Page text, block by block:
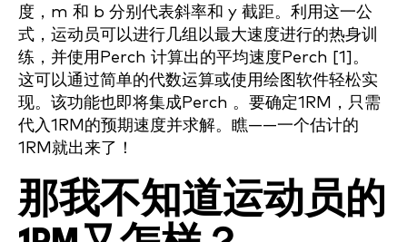
度，m 和 b 分别代表斜率和 y 截距。利用这一公
式，运动员可以进行几组以最大速度进行的热身训
练，并使用Perch 计算出的平均速度Perch [1]。
这可以通过简单的代数运算或使用绘图软件轻松实
现。该功能也即将集成Perch 。要确定1RM，只需
代入1RM的预期速度并求解。瞧——一个估计的
1RM就出来了！
那我不知道运动员的